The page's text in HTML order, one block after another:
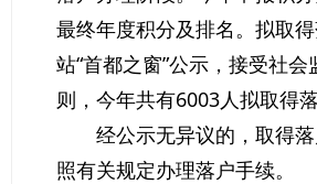
最终年度积分及排名。拟取
站“首都之窗”公示，接受社
则，今年共有6003人拟取得
经公示无异议的，取得
照有关规定办理落户手续。